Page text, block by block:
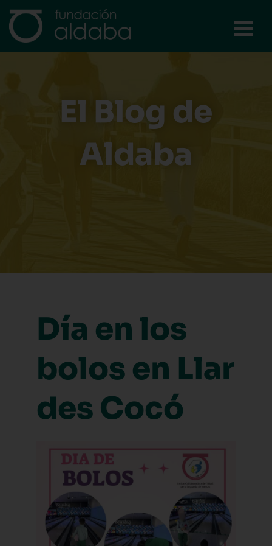
contenido
El Blog de
Aldaba
Día en los
bolos en Llar
des Cocó